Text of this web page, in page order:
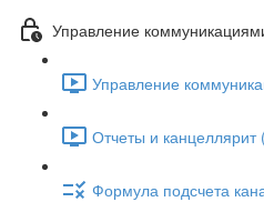
Управление
Управление
Отчеты и канцеллярит
Формула подсчета